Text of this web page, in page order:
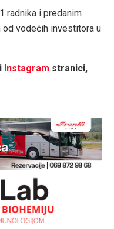
radnika i predanim
od vodećih investitora u
i Instagram stranici,